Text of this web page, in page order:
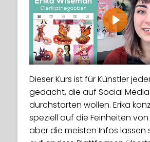
Play
Dieser Kurs ist für Künstler
gedacht, die auf Social Media
durchstarten wollen. Erika
speziell auf die Feinheiten
aber die meisten Infos lassen